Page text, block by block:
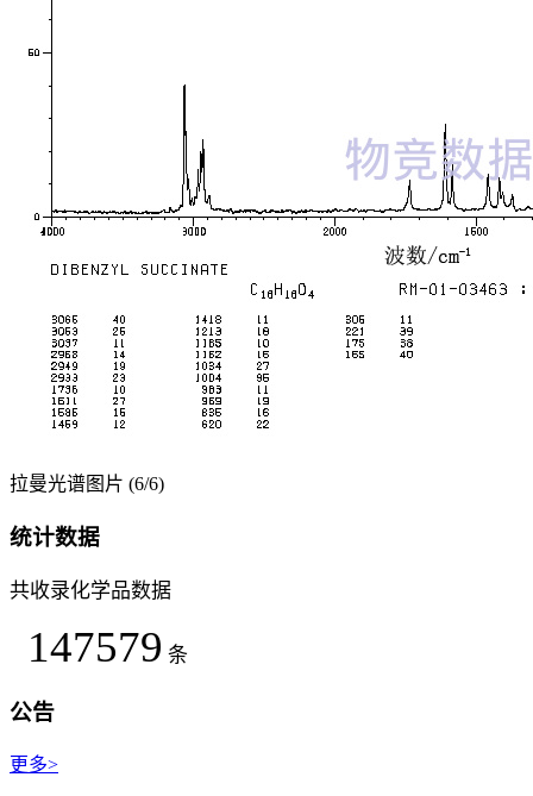
拉曼光谱图片 (6/6)
统计数据
共收录化学品数据
147579 条
公告
更多>